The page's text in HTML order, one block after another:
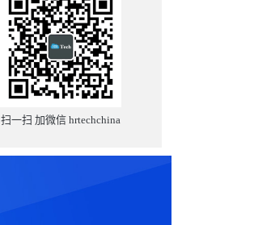
扫一扫 加微信 hrtechchina